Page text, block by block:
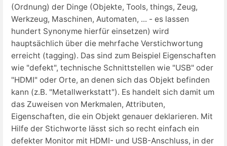
(Ordnung) der Dinge (Objekte, Tools, things, Zeug,
Werkzeug, Maschinen, Automaten, ... - es lassen
hundert Synonyme hierfür einsetzen) wird
hauptsächlich über die mehrfache Verstichwortung
erreicht (tagging). Das sind zum Beispiel Eigenschaften
wie "defekt", technische Schnittstellen wie "USB" oder
"HDMI" oder Orte, an denen sich das Objekt befinden
kann (z.B. "Metallwerkstatt"). Es handelt sich damit um
das Zuweisen von Merkmalen, Attributen,
Eigenschaften, die ein Objekt genauer deklarieren. Mit
Hilfe der Stichworte lässt sich so recht einfach ein
defekter Monitor mit HDMI- und USB-Anschluss, in der